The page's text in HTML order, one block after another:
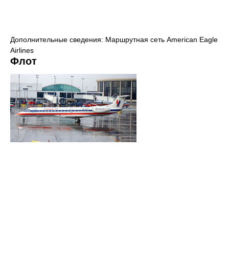
Дополнительные сведения: Маршрутная сеть American Eagle
Airlines
Флот